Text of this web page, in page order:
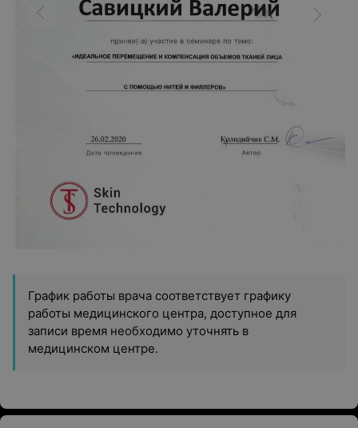
График работы врача соответствует графику
работы медицинского центра, доступное для
записи время необходимо уточнять в
медицинском центре.